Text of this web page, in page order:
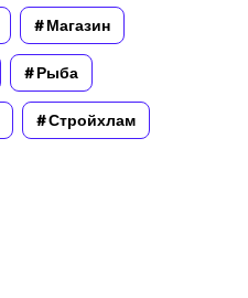
Магазин
Рыба
Стройхлам